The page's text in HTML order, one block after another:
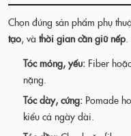
Chọn đúng sản phẩm phụ
tạo, và thời gian cần giữ nếp
Tóc mỏng, yếu: Fiber
nặng.
Tóc dày, cứng: Pomade
kiểu cả ngày dài.